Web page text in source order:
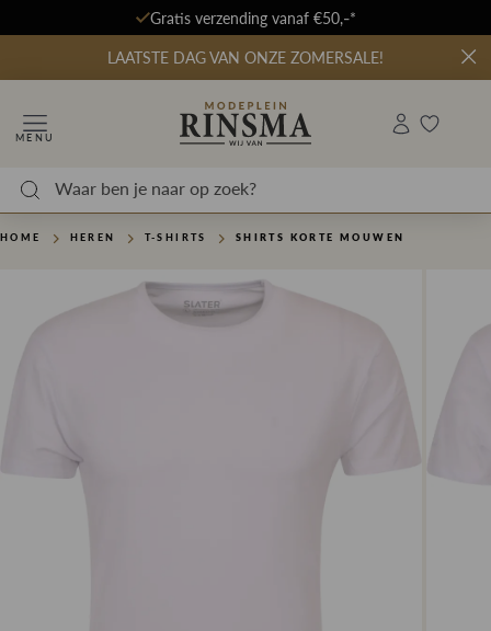
Gratis verzending vanaf €50,-*
LAATSTE DAG VAN ONZE ZOMERSALE!
MENU
HOME HEREN T-SHIRTS SHIRTS KORTE MOUWEN